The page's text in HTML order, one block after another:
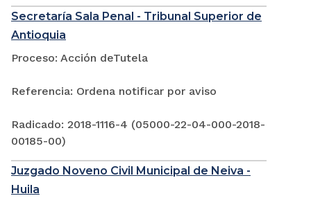
Secretaría Sala Penal - Tribunal Superior de
Antioquia
Proceso: Acción deTutela
Referencia: Ordena notificar por aviso
Radicado: 2018-1116-4 (05000-22-04-000-2018-
00185-00)
Juzgado Noveno Civil Municipal de Neiva -
Huila